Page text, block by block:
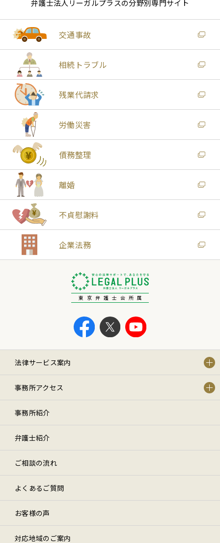
弁護士法人リーガルプラスの分野別専門サイト
交通事故
相続トラブル
残業代請求
労働災害
債務整理
離婚
不貞慰謝料
企業法務
東京弁護士会所属
法律サービス案内
事務所アクセス
事務所紹介
弁護士紹介
ご相談の流れ
よくあるご質問
お客様の声
対応地域のご案内